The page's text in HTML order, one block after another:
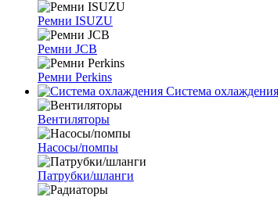
Ремни ISUZU
Ремни JCB
Ремни Perkins
Система охлаждения
Вентиляторы
Насосы/помпы
Патрубки/шланги